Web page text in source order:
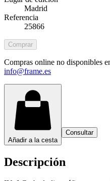
Madrid
Referencia
25866
Comprar
Compras online no disponibles
info@frame.es
Añadir a la cesta
Consultar
Descripción